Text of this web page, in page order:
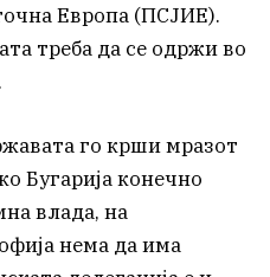
Европа (ПСЈИЕ).
треба да се одржи во
го крши мразот
Бугарија конечно
влада, на
нема да има